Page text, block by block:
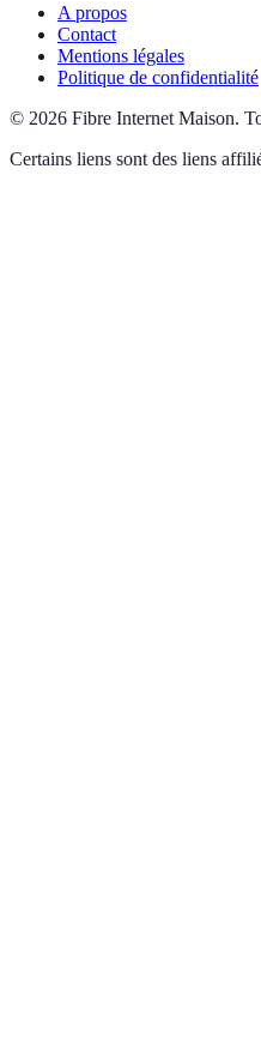
A propos
Contact
Mentions légales
Politique de confidentialité
© 2026 Fibre Internet Maison.
Certains liens sont des liens